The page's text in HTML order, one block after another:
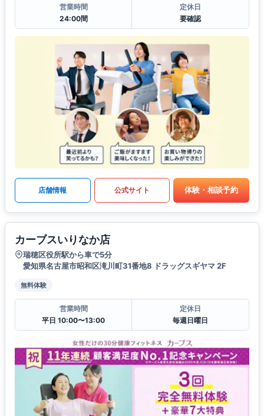
営業時間
24:00間
定休日
要確認
店舗情報 公式サイト 体験・相談予約
カーブスいりなか店
瑞穂区役所駅から車で5分
愛知県名古屋市昭和区滝川町31番地8 ドラッグスギヤマ 2F
無料体験
営業時間
平日 10:00〜13:00
定休日
毎週日曜日